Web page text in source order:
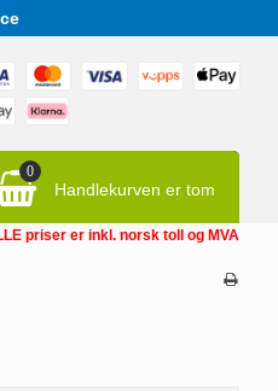
0
Handlekurven er tom
priser er inkl. norsk toll og MVA